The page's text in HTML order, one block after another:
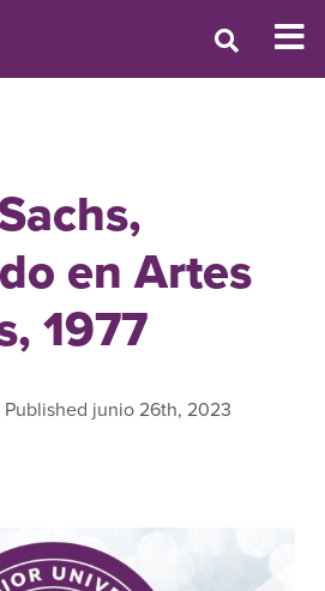
en Artes
1977
Published junio 26th, 2023